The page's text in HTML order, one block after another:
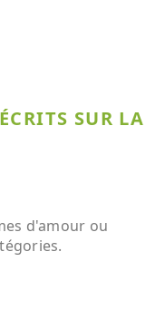
SUR LA
d'amour ou